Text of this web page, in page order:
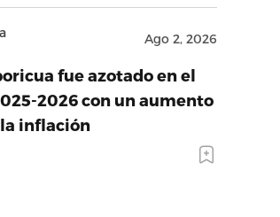
Ago 2, 2026
fue azotado en el
2026 con un aumento
la inflación